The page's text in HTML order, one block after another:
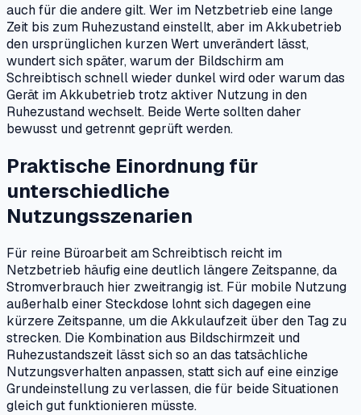
auch für die andere gilt. Wer im Netzbetrieb eine lange
Zeit bis zum Ruhezustand einstellt, aber im Akkubetrieb
den ursprünglichen kurzen Wert unverändert lässt,
wundert sich später, warum der Bildschirm am
Schreibtisch schnell wieder dunkel wird oder warum das
Gerät im Akkubetrieb trotz aktiver Nutzung in den
Ruhezustand wechselt. Beide Werte sollten daher
bewusst und getrennt geprüft werden.
Praktische Einordnung für
unterschiedliche
Nutzungsszenarien
Für reine Büroarbeit am Schreibtisch reicht im
Netzbetrieb häufig eine deutlich längere Zeitspanne, da
Stromverbrauch hier zweitrangig ist. Für mobile Nutzung
außerhalb einer Steckdose lohnt sich dagegen eine
kürzere Zeitspanne, um die Akkulaufzeit über den Tag zu
strecken. Die Kombination aus Bildschirmzeit und
Ruhezustandszeit lässt sich so an das tatsächliche
Nutzungsverhalten anpassen, statt sich auf eine einzige
Grundeinstellung zu verlassen, die für beide Situationen
gleich gut funktionieren müsste.